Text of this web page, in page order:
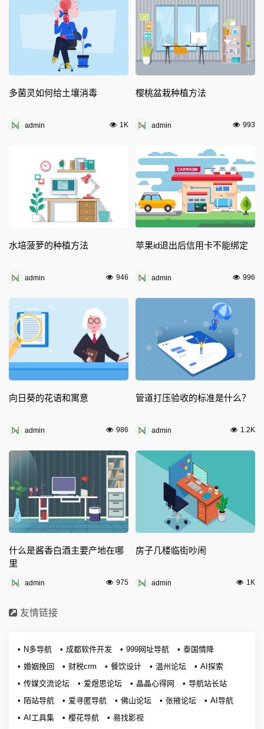
多菌灵如何给土壤消毒
admin 1K
樱桃盆栽种植方法
admin 993
水培菠萝的种植方法
admin 946
苹果id退出后信用卡不能绑定
admin 996
向日葵的花语和寓意
admin 986
管道打压验收的标准是什么？
admin 1.2K
什么是酱香白酒主要产地在哪
里
admin 975
房子几楼临街吵闹
admin 1K
友情链接
N多导航 成都软件开发 999网址导航
泰国情降
婚姻挽回
财税crm 餐饮设计 温州论坛
AI探索
传媒交流论坛
爱煜思论坛 晶晶心得网
导航站长站
陌站导航
爱寻匿导航 佛山论坛 张掖论坛
AI导航
AI工具集
樱花导航 易找影视